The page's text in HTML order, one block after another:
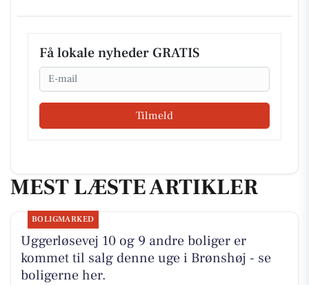
Få lokale nyheder GRATIS
Email
Tilmeld
MEST LÆSTE ARTIKLER
BOLIGMARKED
Uggerløsevej 10 og 9 andre boliger er
kommet til salg denne uge i Brønshøj - se
boligerne her.